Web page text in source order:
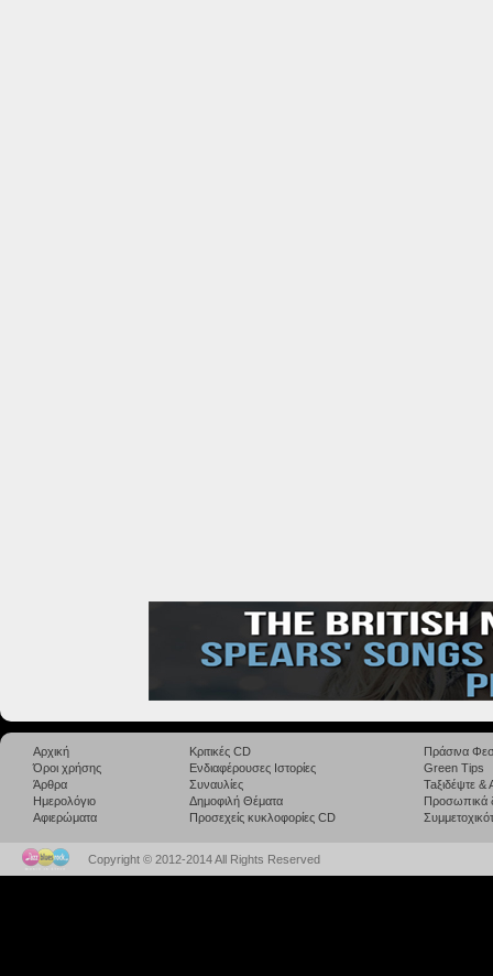
Αρχική
Όροι χρήσης
Άρθρα
Ημερολόγιο
Αφιερώματα
Κριτικές CD
Ενδιαφέρουσες Ιστορίες
Συναυλίες
Δημοφιλή Θέματα
Προσεχείς κυκλοφορίες CD
Πράσινα
Green Tips
Taξιδέψτε
Προσωπικά
Copyright © 2012-2014 All Rights Reserved